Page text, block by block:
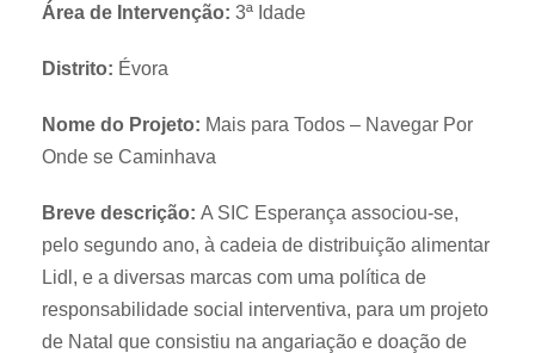
Área de Intervenção: 3ª Idade
Distrito: Évora
Nome do Projeto: Mais para Todos – Navegar Por
Onde se Caminhava
Breve descrição: A SIC Esperança associou-se,
pelo segundo ano, à cadeia de distribuição alimentar
Lidl, e a diversas marcas com uma política de
responsabilidade social interventiva, para um projeto
de Natal que consistiu na angariação e doação de